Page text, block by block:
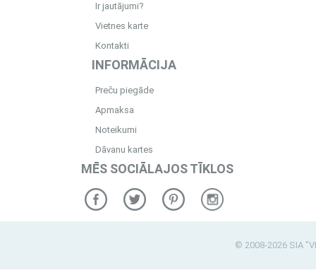
Ir jautājumi?
Vietnes karte
Kontakti
INFORMĀCIJA
Preču piegāde
Apmaksa
Noteikumi
Dāvanu kartes
MĒS SOCIĀLAJOS TĪKLOS
© 2008-2026 SIA